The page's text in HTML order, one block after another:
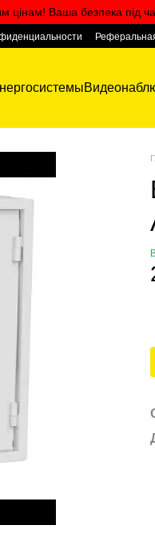
цінам! Ваша безпека під